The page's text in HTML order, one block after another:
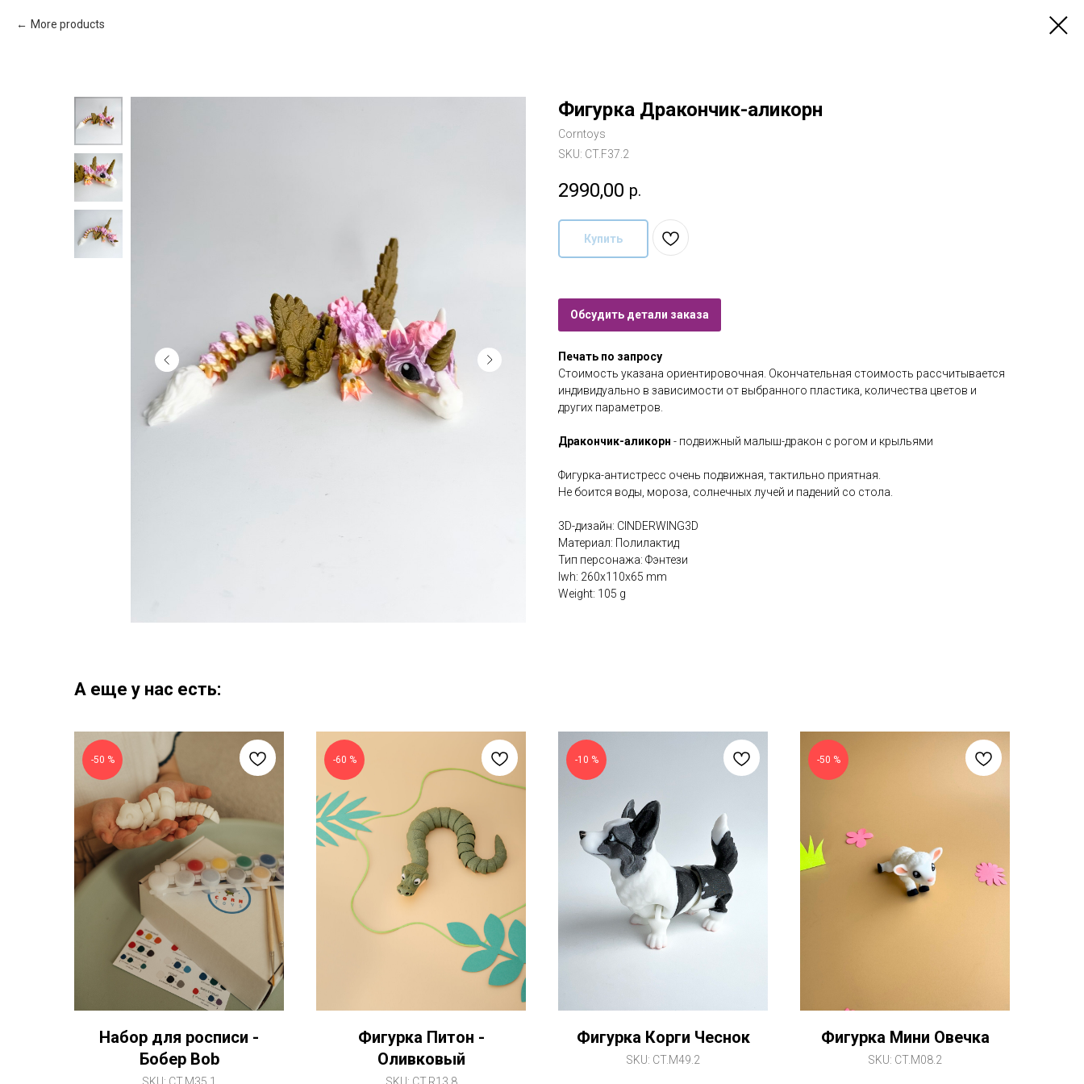
More products
Фигурка Дракончик-аликорн
Corntoys
SKU: CT.F37.2
2990,00 р.
Купить
Обсудить детали заказа
Печать по запросу
Стоимость указана ориентировочная. Окончательная стоимость рассчитывается
индивидуально в зависимости от выбранного пластика, количества цветов и
других параметров.
Дракончик-аликорн - подвижный малыш-дракон с рогом и крыльями
Фигурка-антистресс очень подвижная, тактильно приятная.
Не боится воды, мороза, солнечных лучей и падений со стола.
3D-дизайн: CINDERWING3D
Материал: Полилактид
Тип персонажа: Фэнтези
lwh: 260x110x65 mm
Weight: 105 g
А еще у нас есть:
-50 %
Набор для росписи -
Бобер Bob
SKU: CT.M35.1
-60 %
Фигурка Питон -
Оливковый
SKU: CT.R13.8
-10 %
Фигурка Корги Чеснок
SKU: CT.M49.2
-50 %
Фигурка Мини Овечка
SKU: CT.M08.2